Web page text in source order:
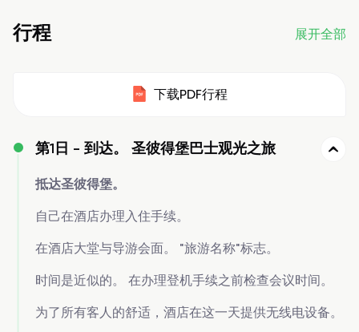
行程 展开全部
下载PDF行程
第1日 - 到达。 圣彼得堡巴士观光之旅
抵达圣彼得堡。
自己在酒店办理入住手续。
在酒店大堂与导游会面。 "旅游名称"标志。
时间是近似的。 在办理登机手续之前检查会议时间。
为了所有客人的舒适，酒店在这一天提供无线电设备。